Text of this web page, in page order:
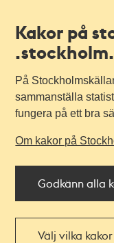
Kakor på
På
sammanställa
fungera på ett bra
Om kakor på
Godkänn alla
Välj vilka